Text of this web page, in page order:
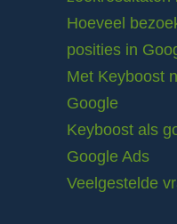
Hoeveel
posities in
Met Keyboost
Google
Keyboost als
Google Ads
Veelgestelde